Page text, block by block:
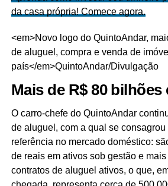
da casa própria! Comece agora.
<em>Novo logo do QuintoAndar,
de aluguel, compra e venda de
país</em>QuintoAndar/Divulgação
Mais de R$ 80 bilhões
O carro-chefe do QuintoAndar
de aluguel, com a qual se consagrou
referência no mercado doméstico:
de reais em ativos sob gestão e
contratos de aluguel ativos, o que,